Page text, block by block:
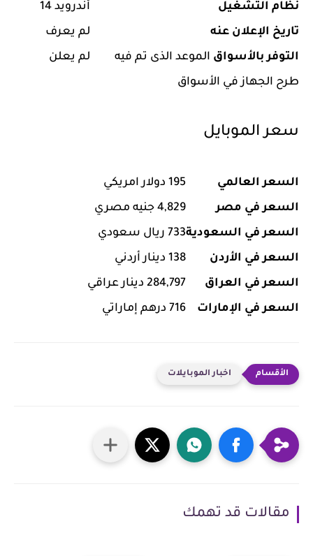
نظام التشغيل
أندرويد 14
تاريخ الإعلان عنه
لم يعرف
التوفر بالأسواق الموعد الذى تم فيه
طرح الجهاز في الأسواق
لم يعلن
سعر الموبايل
السعر العالمي
195 دولار امريكي
السعر في مصر
4,829 جنيه مصري
السعر في السعودية733 ريال سعودي
السعر في الأردن
138 دينار أردني
السعر في العراق
284,797 دينار عراقي
السعر في الإمارات
716 درهم إماراتي
اخبار الموبايلات
مقالات قد تهمك